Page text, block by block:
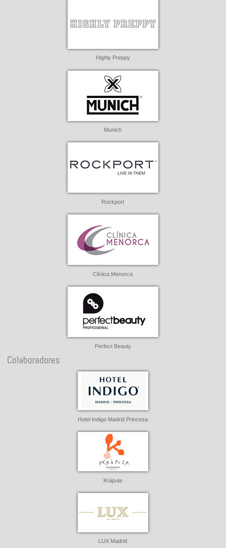
Highly Preppy
Munich
Rockport
Clínica Menorca
Perfect Beauty
Colaboradores
Hotel Indigo Madrid Princesa
Krápula
LUX Madrid